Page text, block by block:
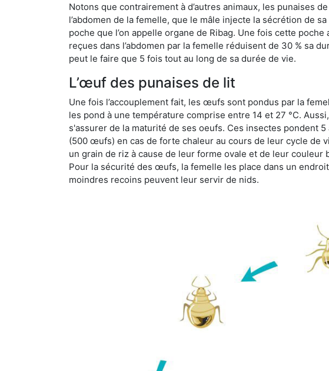
Notons que contrairement à d’autres animaux, les punaises
l’abdomen de la femelle, que le mâle injecte la sécrétion de
poche que l’on appelle organe de Ribag. Une fois cette
reçues dans l’abdomen par la femelle réduisent de 30 % sa
peut le faire que 5 fois tout au long de sa durée de vie.
L’œuf des punaises de lit
Une fois l’accouplement fait, les œufs sont pondus par la
les pond à une température comprise entre 14 et 27 °C.
s'assurer de la maturité de ses oeufs. Ces insectes pondent
(500 œufs) en cas de forte chaleur au cours de leur cycle
un grain de riz à cause de leur forme ovale et de leur
Pour la sécurité des œufs, la femelle les place dans un
moindres recoins peuvent leur servir de nids.